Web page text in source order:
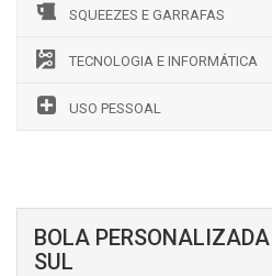
SQUEEZES E GARRAFAS
TECNOLOGIA E INFORMÁTICA
USO PESSOAL
BOLA
SUL